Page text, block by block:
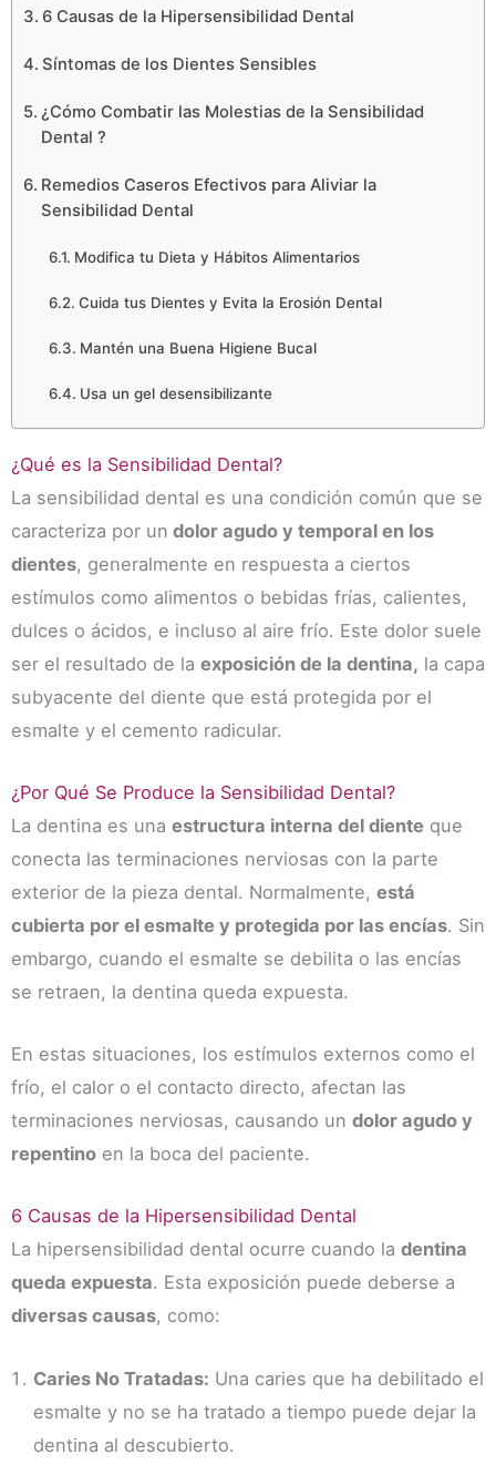
6 Causas de la Hipersensibilidad Dental
Síntomas de los Dientes Sensibles
¿Cómo Combatir las Molestias de la Sensibilidad
Dental ?
Remedios Caseros Efectivos para Aliviar la
Sensibilidad Dental
Modifica tu Dieta y Hábitos Alimentarios
Cuida tus Dientes y Evita la Erosión Dental
Mantén una Buena Higiene Bucal
Usa un gel desensibilizante
¿Qué es la Sensibilidad Dental?
La sensibilidad dental es una condición común que se
caracteriza por un dolor agudo y temporal en los
dientes, generalmente en respuesta a ciertos
estímulos como alimentos o bebidas frías, calientes,
dulces o ácidos, e incluso al aire frío. Este dolor suele
ser el resultado de la exposición de la dentina, la capa
subyacente del diente que está protegida por el
esmalte y el cemento radicular.
¿Por Qué Se Produce la Sensibilidad Dental?
La dentina es una estructura interna del diente que
conecta las terminaciones nerviosas con la parte
exterior de la pieza dental. Normalmente, está
cubierta por el esmalte y protegida por las encías. Sin
embargo, cuando el esmalte se debilita o las encías
se retraen, la dentina queda expuesta.
En estas situaciones, los estímulos externos como el
frío, el calor o el contacto directo, afectan las
terminaciones nerviosas, causando un dolor agudo y
repentino en la boca del paciente.
6 Causas de la Hipersensibilidad Dental
La hipersensibilidad dental ocurre cuando la dentina
queda expuesta. Esta exposición puede deberse a
diversas causas, como:
Caries No Tratadas: Una caries que ha debilitado el
esmalte y no se ha tratado a tiempo puede dejar la
dentina al descubierto.